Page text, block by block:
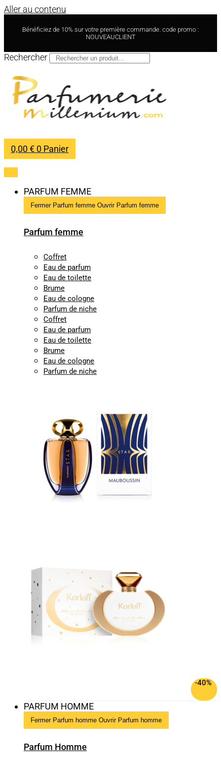
Aller au contenu
Bénéficiez de 10% sur votre première commande. code promo :
NOUVEAUCLIENT
Rechercher
0,00€ 0 Panier
PARFUM FEMME
Fermer Parfum femme Ouvrir Parfum femme
Parfum femme
Coffret
Eau de parfum
Eau de toilette
Brume
Eau de cologne
Parfum de niche
Coffret
Eau de parfum
Eau de toilette
Brume
Eau de cologne
Parfum de niche
-40%
PARFUM HOMME
Fermer Parfum homme Ouvrir Parfum homme
Parfum Homme